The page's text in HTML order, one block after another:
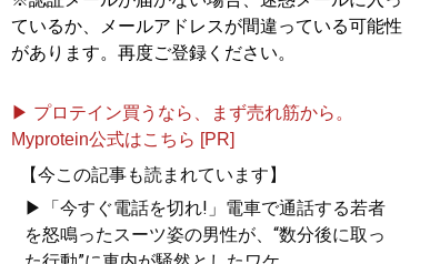
ているか、メールアドレスが間違っている可能性
があります。再度ご登録ください。
▶ プロテイン買うなら、まず売れ筋から。
Myprotein公式はこちら [PR]
【今この記事も読まれています】
▶「今すぐ電話を切れ!」電車で通話する若者
を怒鳴ったスーツ姿の男性が、“数分後に取っ